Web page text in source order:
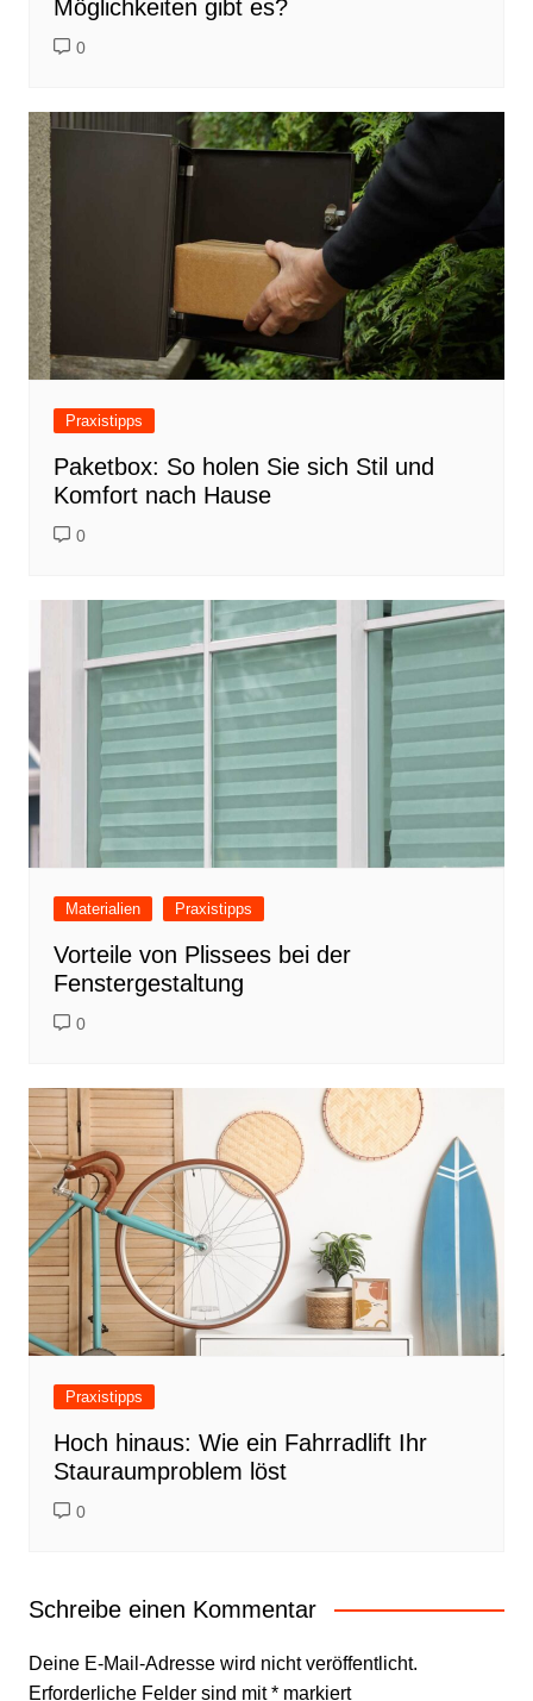
Möglichkeiten gibt es?
0
Praxistipps
Paketbox: So holen Sie sich Stil und
Komfort nach Hause
0
Materialien Praxistipps
Vorteile von Plissees bei der
Fenstergestaltung
0
Praxistipps
Hoch hinaus: Wie ein Fahrradlift Ihr
Stauraumproblem löst
0
Schreibe einen Kommentar
Deine E-Mail-Adresse wird nicht veröffentlicht.
Erforderliche Felder sind mit*markiert